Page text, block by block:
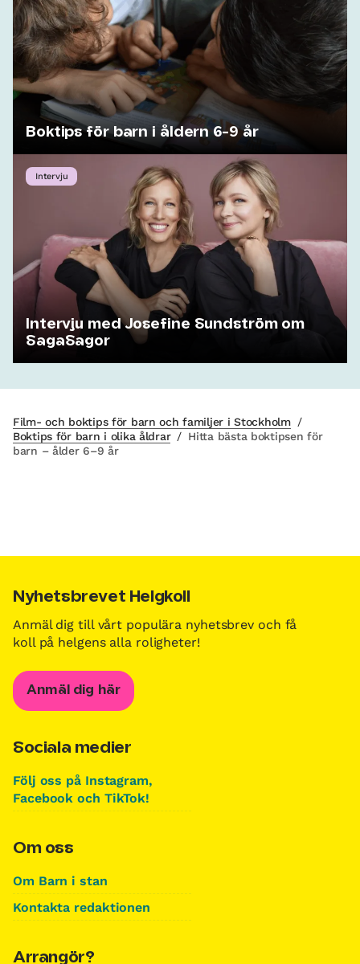
Boktips för barn i åldern 6-9 år
Intervju
Intervju med Josefine Sundström om
SagaSagor
Film- och boktips för barn och familjer i Stockholm /
Boktips för barn i olika åldrar / Hitta bästa boktipsen för
barn – ålder 6–9 år
Nyhetsbrevet Helgkoll
Anmäl dig till vårt populära nyhetsbrev och få
koll på helgens alla roligheter!
Anmäl dig här
Sociala medier
Följ oss på Instagram,
Facebook och TikTok!
Om oss
Om Barn i stan
Kontakta redaktionen
Arrangör?